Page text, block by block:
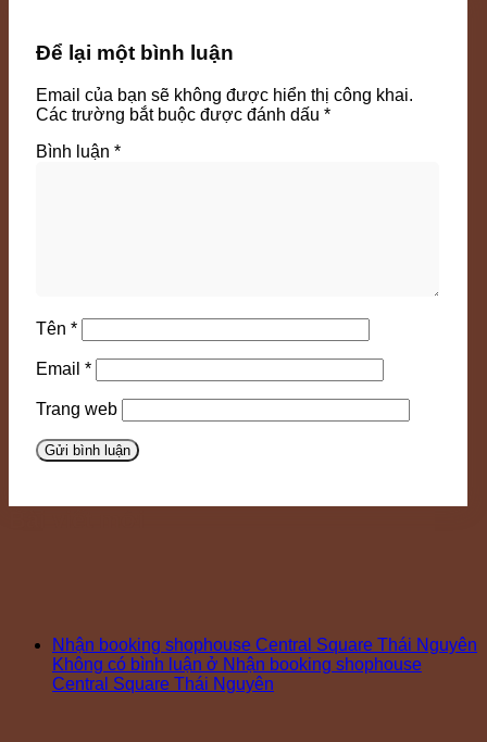
Để lại một bình luận
Email của bạn sẽ không được hiển thị công khai.
Các trường bắt buộc được đánh dấu *
Bình luận *
Tên *
Email *
Trang web
Nhận booking shophouse Central Square Thái Nguyên
Không có bình luận ở Nhận booking shophouse
Central Square Thái Nguyên